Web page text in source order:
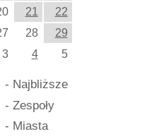
21
22
28
29
3 4 5
- Najbliższe
- Zespoły
- Miasta